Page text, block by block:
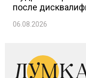
после
06.08.2026